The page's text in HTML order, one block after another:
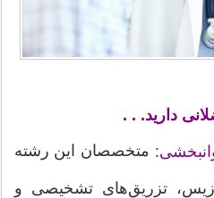
دارید. . .
متخصصان این رشته
تزریق‌های تشخیصی و